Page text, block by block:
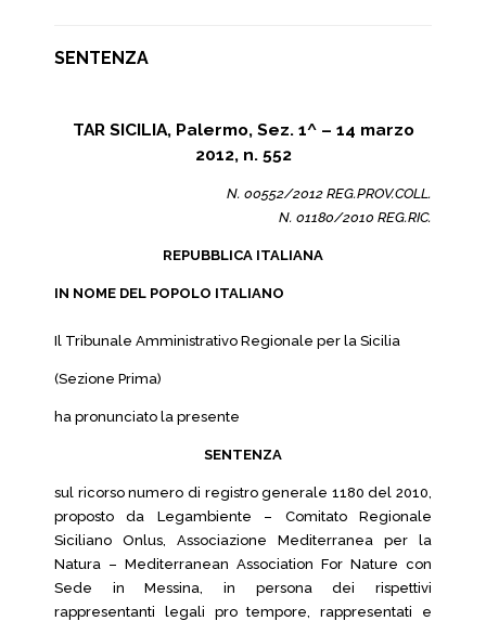
SENTENZA
TAR SICILIA, Palermo, Sez. 1^ – 14 marzo
2012, n. 552
N. 00552/2012 REG.PROV.COLL.
N. 01180/2010 REG.RIC.
REPUBBLICA ITALIANA
IN NOME DEL POPOLO ITALIANO
Il Tribunale Amministrativo Regionale per la Sicilia
(Sezione Prima)
ha pronunciato la presente
SENTENZA
sul ricorso numero di registro generale 1180 del 2010,
proposto da Legambiente – Comitato Regionale
Siciliano Onlus, Associazione Mediterranea per la
Natura – Mediterranean Association For Nature con
Sede in Messina, in persona dei rispettivi
rappresentanti legali pro tempore, rappresentati e